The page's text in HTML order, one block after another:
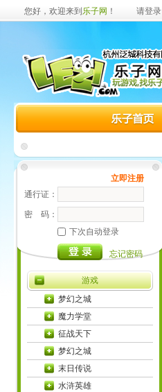
您好，欢迎来到 乐子网 ！ 请登录
立即注册
通行证：
密 码：
下次自动登录
忘记密码
游戏
梦幻之城
魔力学堂
征战天下
梦幻之城
末日传说
水浒英雄